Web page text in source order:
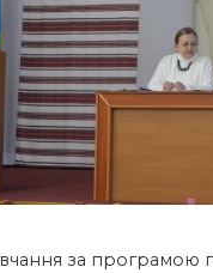
за програмою